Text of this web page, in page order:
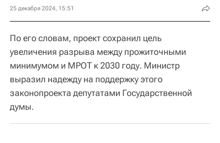
25 декабря 2024, 15:51
По его словам, проект сохранил цель
увеличения разрыва между прожиточными
минимумом и МРОТ к 2030 году. Министр
выразил надежду на поддержку этого
законопроекта депутатами Государственной
думы.